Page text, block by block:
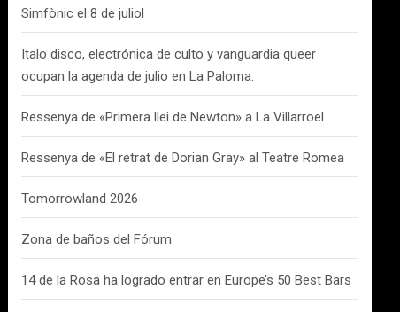
Simfònic el 8 de juliol
Italo disco, electrónica de culto y vanguardia queer
ocupan la agenda de julio en La Paloma.
Ressenya de «Primera llei de Newton» a La Villarroel
Ressenya de «El retrat de Dorian Gray» al Teatre Romea
Tomorrowland 2026
Zona de baños del Fórum
14 de la Rosa ha logrado entrar en Europe’s 50 Best Bars